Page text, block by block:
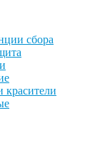
сбора
красители